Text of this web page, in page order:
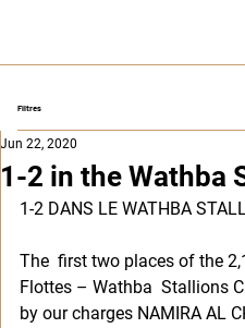
Filtres
1-2 in the Wathba
Jun 22, 2020
1-2 DANS LE WATHBA
The  first two places of the
Flottes – Wathba  Stallions
by our charges NAMIRA AL